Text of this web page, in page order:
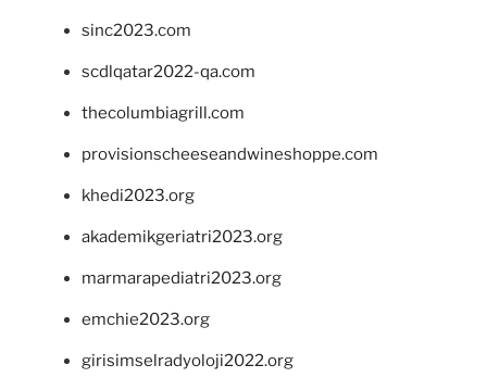
sinc2023.com
scdlqatar2022-qa.com
thecolumbiagrill.com
provisionscheeseandwineshoppe.com
khedi2023.org
akademikgeriatri2023.org
marmarapediatri2023.org
emchie2023.org
girisimselradyoloji2022.org